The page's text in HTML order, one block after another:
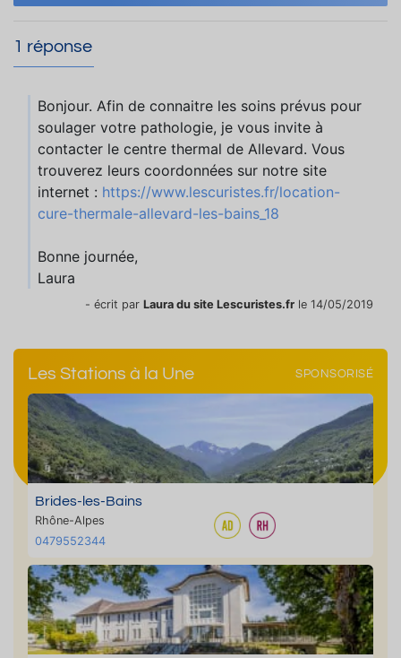
1 réponse
Bonjour. Afin de connaitre les soins prévus pour
soulager votre pathologie, je vous invite à
contacter le centre thermal de Allevard. Vous
trouverez leurs coordonnées sur notre site
internet : https://www.lescuristes.fr/location-
cure-thermale-allevard-les-bains_18
Bonne journée,
Laura
- écrit par Laura du site Lescuristes.fr le 14/05/2019
Les Stations à la Une SPONSORISÉ
Brides-les-Bains
Rhône-Alpes
0479552344